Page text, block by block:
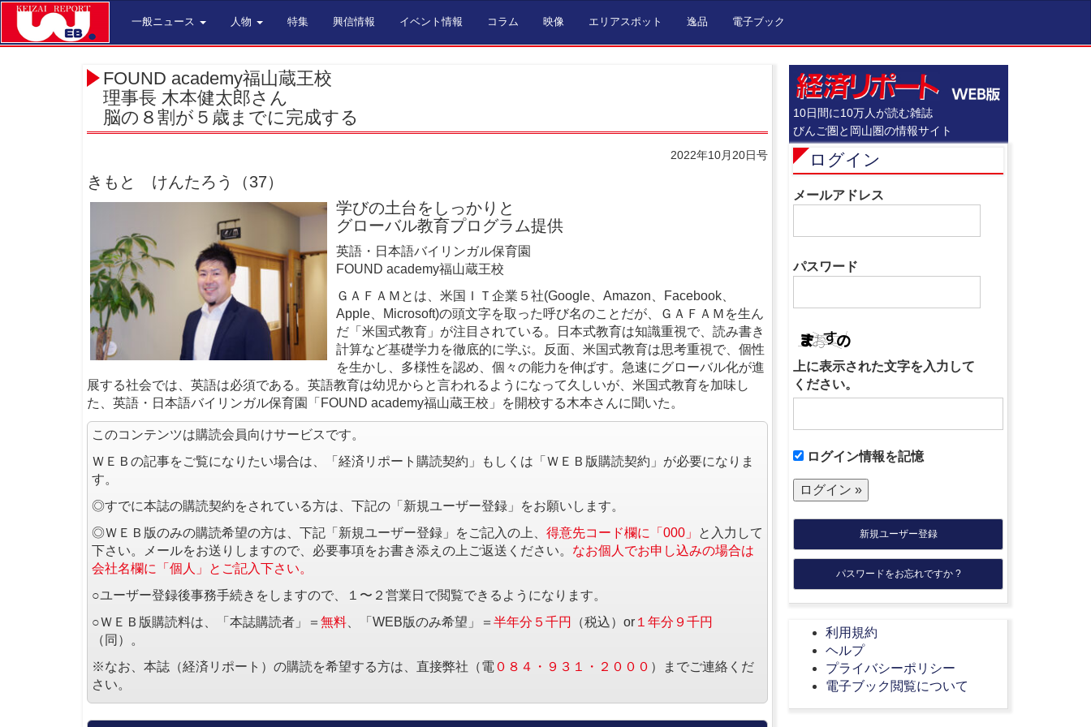
一般ニュース 人物 特集 興信情報 イベント情報 コラム 映像 エリアスポット 逸品 電子ブック
FOUND academy福山蔵王校
理事長 木本健太郎さん
脳の８割が５歳までに完成する
2022年10月20日号
きもと けんたろう（37）
学びの土台をしっかりと
グローバル教育プログラム提供
英語・日本語バイリンガル保育園
FOUND academy福山蔵王校
ＧＡＦＡＭとは、米国ＩＴ企業５社(Google、Amazon、Facebook、
Apple、Microsoft)の頭文字を取った呼び名のことだが、ＧＡＦＡＭを生ん
だ「米国式教育」が注目されている。日本式教育は知識重視で、読み書き
計算など基礎学力を徹底的に学ぶ。反面、米国式教育は思考重視で、個性
を生かし、多様性を認め、個々の能力を伸ばす。急速にグローバル化が進
展する社会では、英語は必須である。英語教育は幼児からと言われるようになって久しいが、米国式教育を加味し
た、英語・日本語バイリンガル保育園「FOUND academy福山蔵王校」を開校する木本さんに聞いた。
このコンテンツは購読会員向けサービスです。
ＷＥＢの記事をご覧になりたい場合は、「経済リポート購読契約」もしくは「ＷＥＢ版購読契約」が必要になりま
す。
◎すでに本誌の購読契約をされている方は、下記の「新規ユーザー登録」をお願いします。
◎ＷＥＢ版のみの購読希望の方は、下記「新規ユーザー登録」をご記入の上、 得意先コード欄に「000」
と入力して
下さい。メールをお送りしますので、必要事項をお書き添えの上ご返送ください。 なお個人でお申し込みの場合は
会社名欄に「個人」とご記入下さい。
○ユーザー登録後事務手続きをしますので、１〜２営業日で閲覧できるようになります。
○ＷＥＢ版購読料は、「本誌購読者」＝ 無料 、「WEB版のみ希望」＝ 半年分５千円 （税込）or １年分９千円
（同）。
※なお、本誌（経済リポート）の購読を希望する方は、直接弊社（電 ０８４・９３１・２０００ ）までご連絡くだ
さい。
10日間に10万人が読む雑誌
びんご圏と岡山圏の情報サイト
ログイン
メールアドレス
パスワード
上に表示された文字を入力して
ください。
ログイン情報を記憶
新規ユーザー登録
パスワードをお忘れですか ?
利用規約
ヘルプ
プライバシーポリシー
電子ブック閲覧について